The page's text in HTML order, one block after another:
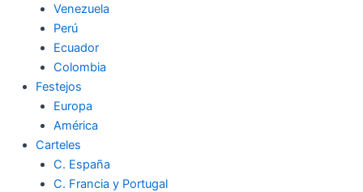
Venezuela
Perú
Ecuador
Colombia
Festejos
Europa
América
Carteles
C. España
C. Francia y Portugal